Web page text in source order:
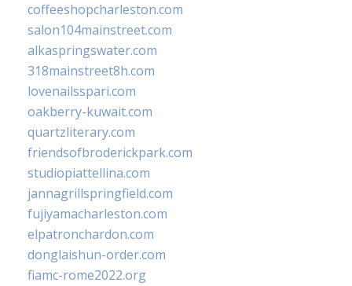
coffeeshopcharleston.com
salon104mainstreet.com
alkaspringswater.com
318mainstreet8h.com
lovenailsspari.com
oakberry-kuwait.com
quartzliterary.com
friendsofbroderickpark.com
studiopiattellina.com
jannagrillspringfield.com
fujiyamacharleston.com
elpatronchardon.com
donglaishun-order.com
fiamc-rome2022.org